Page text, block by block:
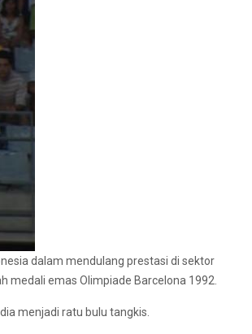
dalam mendulang prestasi di sektor
medali emas Olimpiade Barcelona 1992.
menjadi ratu bulu tangkis.